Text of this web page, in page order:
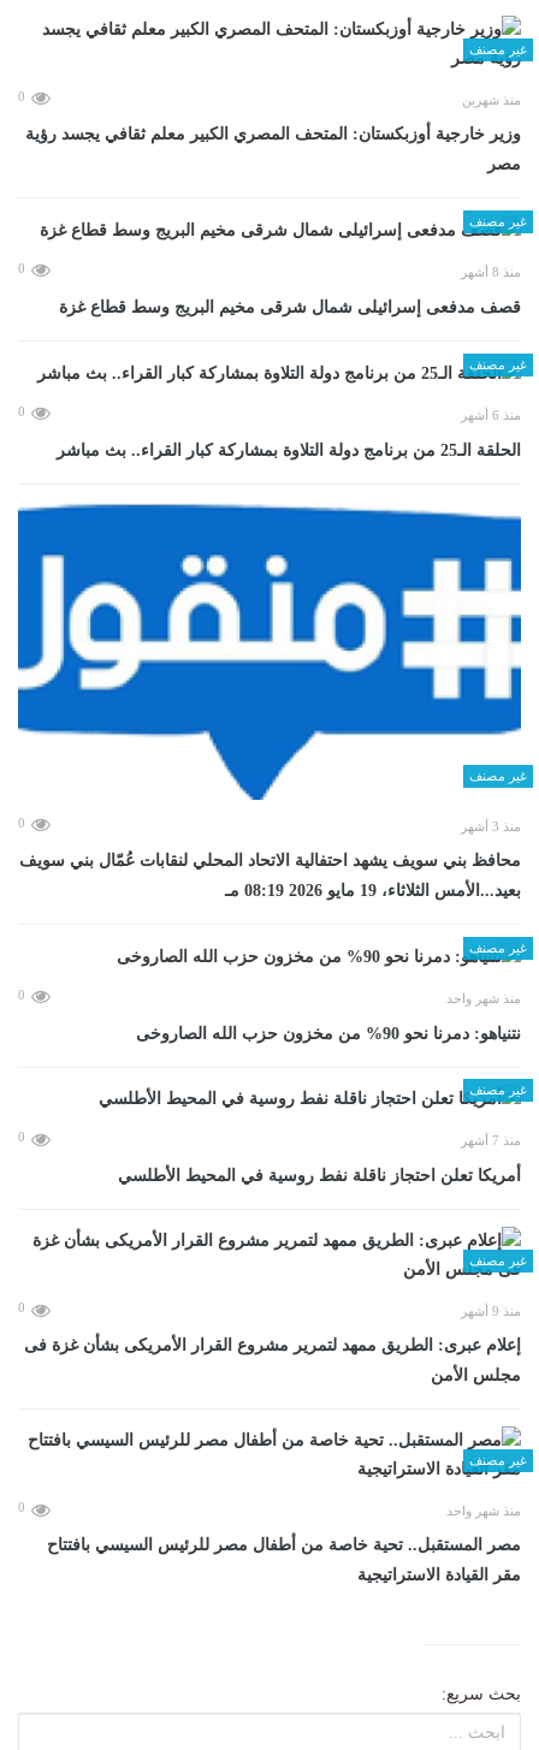
غير مصنف
منذ شهرين 0
وزير خارجية أوزبكستان: المتحف المصري الكبير معلم ثقافي يجسد رؤية
مصر
غير مصنف
منذ 8 أشهر 0
قصف مدفعى إسرائيلى شمال شرقى مخيم البريج وسط قطاع غزة
غير مصنف
منذ 6 أشهر 0
الحلقة الـ25 من برنامج دولة التلاوة بمشاركة كبار القراء.. بث مباشر
غير مصنف
منذ 3 أشهر 0
محافظ بني سويف يشهد احتفالية الاتحاد المحلي لنقابات عُمّال بني سويف
بعيد...الأمس الثلاثاء، 19 مايو 2026 08:19 مـ
غير مصنف
منذ شهر واحد 0
نتنياهو: دمرنا نحو 90% من مخزون حزب الله الصاروخى
غير مصنف
منذ 7 أشهر 0
أمريكا تعلن احتجاز ناقلة نفط روسية في المحيط الأطلسي
غير مصنف
منذ 9 أشهر 0
إعلام عبرى: الطريق ممهد لتمرير مشروع القرار الأمريكى بشأن غزة فى
مجلس الأمن
غير مصنف
منذ شهر واحد 0
مصر المستقبل.. تحية خاصة من أطفال مصر للرئيس السيسي بافتتاح
مقر القيادة الاستراتيجية
بحث سريع: